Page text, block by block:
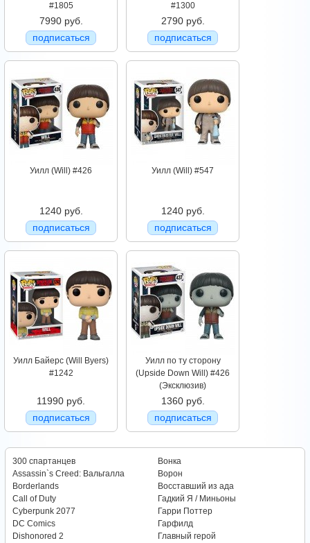
#1805
7990 руб.
подписаться
#1300
2790 руб.
подписаться
Уилл (Will) #426
1240 руб.
подписаться
Уилл (Will) #547
1240 руб.
подписаться
Уилл Байерс (Will Byers)
#1242
11990 руб.
подписаться
Уилл по ту сторону
(Upside Down Will) #426
(Эксклюзив)
1360 руб.
подписаться
300 спартанцев
Assassin`s Creed: Вальгалла
Borderlands
Call of Duty
Cyberpunk 2077
DC Comics
Dishonored 2
Вонка
Ворон
Восставший из ада
Гадкий Я / Миньоны
Гарри Поттер
Гарфилд
Главный герой